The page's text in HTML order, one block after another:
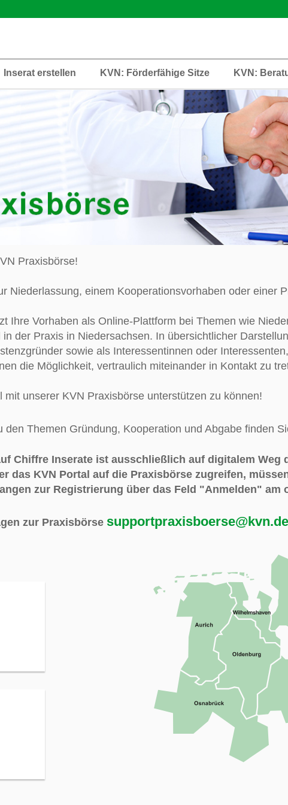
Inserat erstellen KVN: Förderfähige Sitze KVN:
Praxisbörse!
Niederlassung, einem Kooperationsvorhaben oder einer
Ihre Vorhaben als Online-Plattform bei Themen wie
der Praxis in Niedersachsen. In übersichtlicher
sowie als Interessentinnen oder
die Möglichkeit, vertraulich miteinander in Kontakt zu
unserer KVN Praxisbörse unterstützen zu können!
den Themen Gründung, Kooperation und Abgabe finden
Chiffre Inserate ist ausschließlich auf digitalem
das KVN Portal auf die Praxisbörse zugreifen,
zur Registrierung über das Feld "Anmelden" am
zur Praxisbörse supportpraxisboerse@kvn.de